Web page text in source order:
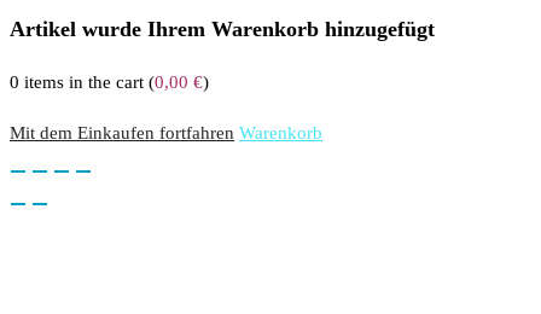
Artikel wurde Ihrem Warenkorb hinzugefügt
0 items in the cart (0,00 €)
Mit dem Einkaufen fortfahren Warenkorb